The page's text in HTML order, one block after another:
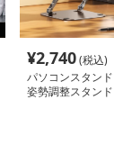
¥2,740(税込)
パソコンスタン
姿勢調整スタンド